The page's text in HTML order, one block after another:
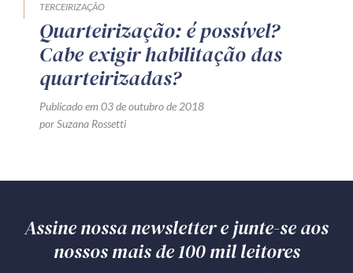
TERCEIRIZAÇÃO
Quarteirização: é possível?
Cabe exigir habilitação das
quarteirizadas?
Publicado em 03 de outubro de 2018
por Suzana Rossetti
Assine nossa newsletter e junte-se aos
nossos mais de 100 mil leitores